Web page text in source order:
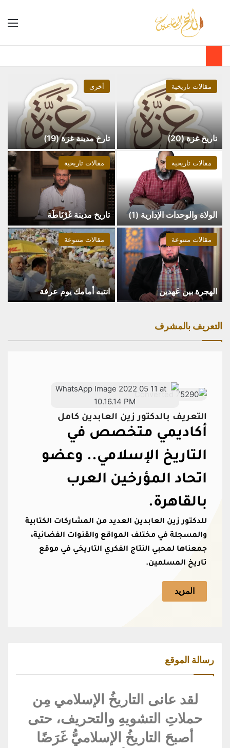
مقالات تاريخية
تاريخ غزة (20)
أخرى
تارخ مدينة غزة (19)
مقالات تاريخية
الولاة والوحدات الإدارية (1)
مقالات تاريخية
تاريخ مدينة غَرْنَاطَة
مقالات متنوعة
الهجرة بين عَهدين
مقالات متنوعة
انتبه أمامك يوم عرفة
التعريف بالمشرف
التعريف بالدكتور زين العابدين كامل
أكاديمي متخصص في
التاريخ الإسلامي.. وعضو
اتحاد المؤرخين العرب
بالقاهرة.
للدكتور زين العابدين العديد من المشاركات الكتابية
والمسجلة في مختلف المواقع والقنوات الفضائية،
جمعناها لمحبي النتاج الفكري التاريخي في موقع
تاريخ المسلمين.
المزيد
رسالة الموقع
لقد عانى التاريخُ الإسلامي مِن
حملاتِ التشويهِ والتحريف، حتى
أصبحَ التاريخُ الإسلاميُّ غَرَضًا